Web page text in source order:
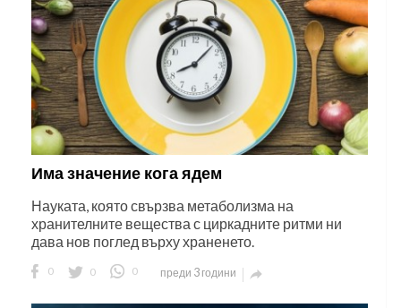
Има значение кога ядем
Науката, която свързва метаболизма на
хранителните вещества с циркадните ритми ни
дава нов поглед върху храненето.
0 0 0 преди 3 години 